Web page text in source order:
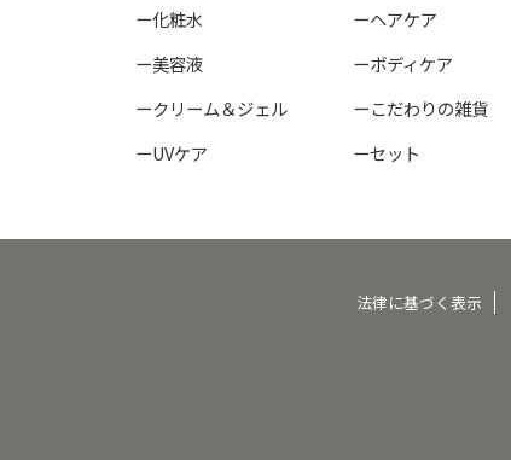
ー化粧水
ー美容液
ークリーム＆ジェル
ーUVケア
ーヘアケア
ーボディケア
ーこだわりの雑貨
ーセット
法律に基づく表示